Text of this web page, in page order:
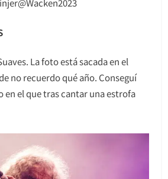
La foto está sacada en el
no recuerdo qué año. Conseguí
el que tras cantar una estrofa